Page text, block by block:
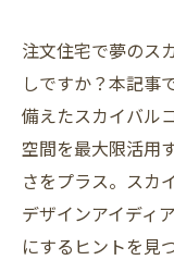
注文住宅で夢のス
しですか？本記事
備えたスカイバル
空間を最大限活用
さをプラス。スカ
デザインアイディ
にするヒントを見